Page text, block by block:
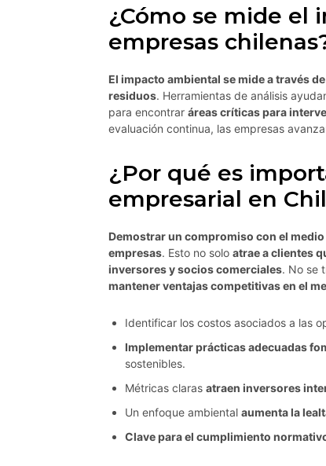
¿Cómo se mide el
empresas
El impacto ambiental se mide a través
residuos. Herramientas de análisis
para encontrar áreas críticas para
evaluación continua, las empresas
¿Por qué es
empresarial en
Demostrar un compromiso con el
empresas. Esto no solo atrae a clientes
inversores y socios comerciales. No se
mantener ventajas competitivas en el
Identificar los costos asociados a las
Implementar prácticas adecuadas
sostenibles.
Métricas claras atraen inversores
Un enfoque ambiental aumenta la
Clave para el cumplimiento